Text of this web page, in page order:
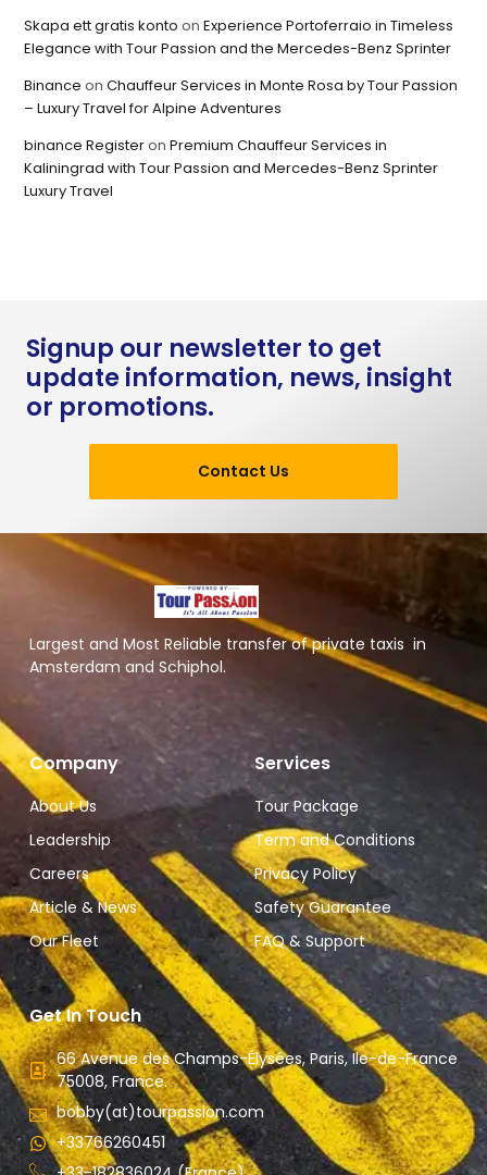
Skapa ett gratis konto onExperience Portoferraio in Timeless
Elegance with Tour Passion and the Mercedes-Benz Sprinter
Binance onChauffeur Services in Monte Rosa by Tour Passion
– Luxury Travel for Alpine Adventures
binance RegisteronPremium Chauffeur Services in
Kaliningrad with Tour Passion and Mercedes-Benz Sprinter
Luxury Travel
Signup our newsletter to get
update information, news, insight
or promotions.
Contact Us
Largest and Most Reliable transfer of private taxis in
Amsterdam and Schiphol.
Company
About Us
Leadership
Careers
Article & News
Our Fleet
Services
Tour Package
Term and Conditions
Privacy Policy
Safety Guarantee
FAQ & Support
Get In Touch
66 Avenue des Champs-Élysées, Paris, Ile-de-France
75008, France.
bobby(at)tourpassion.com
+33766260451